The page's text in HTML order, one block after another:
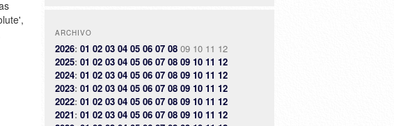
ARCHIVO
2026: 01 02 03 04 05 06 07 08 09 10 11 12
2025: 01 02 03 04 05 06 07 08 09 10 11 12
2024: 01 02 03 04 05 06 07 08 09 10 11 12
2023: 01 02 03 04 05 06 07 08 09 10 11 12
2022: 01 02 03 04 05 06 07 08 09 10 11 12
2021: 01 02 03 04 05 06 07 08 09 10 11 12